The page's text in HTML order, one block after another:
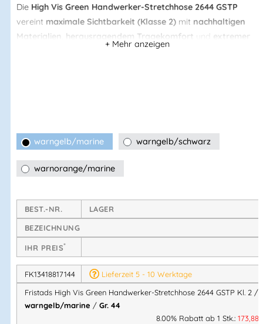
Die High Vis Green Handwerker-Stretchhose 2644 GSTP
vereint maximale Sichtbarkeit (Klasse 2) mit nachhaltigen
Materialien herausragendem Tragekomfort
extremer
4-Wege-Stretchmaterial
Handwerks- und Baustellenarbeiten.
Technische Eigenschaften
Teil der Fristads Green Kollektion– nachhaltig
produziert
4-Wege-Stretchmaterial
Bewegungsfreiheit
Rippenstrick-Stretcheinsätze am Bundfür
hervorragenden Komfort
Strapazierfähiges Ripstop-4-Wege-Stretchmaterialan
Gesäß & Oberschenkelrückseite
BEST.-NR.
LAGER
BEZEICHNUNG
IHR PREIS*
FK13418817144
Lieferzeit 5 - 10 Werktage
Fristads High Vis Green Handwerker-Stretchhose 2644 GSTP Kl. 2 /
warngelb/marine / Gr. 44
8.00% Rabatt ab 1 Stk.: 173,88
warngelb/marine warngelb/schwarz
warnorange/marine